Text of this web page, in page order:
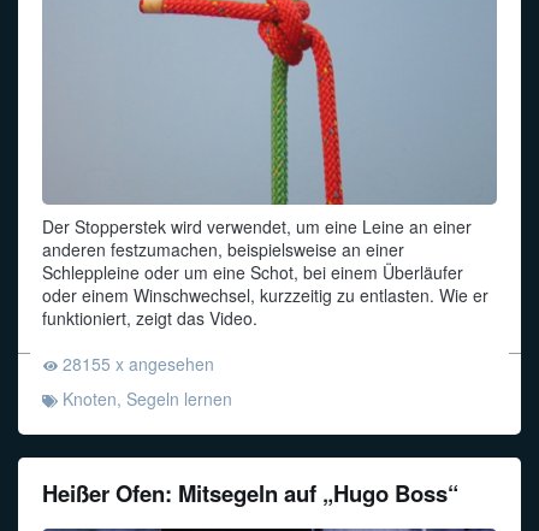
Der Stopperstek wird verwendet, um eine Leine an einer
anderen festzumachen, beispielsweise an einer
Schleppleine oder um eine Schot, bei einem Überläufer
oder einem Winschwechsel, kurzzeitig zu entlasten. Wie er
funktioniert, zeigt das Video.
28155 x angesehen
Knoten, Segeln lernen
Heißer Ofen: Mitsegeln auf „Hugo Boss“